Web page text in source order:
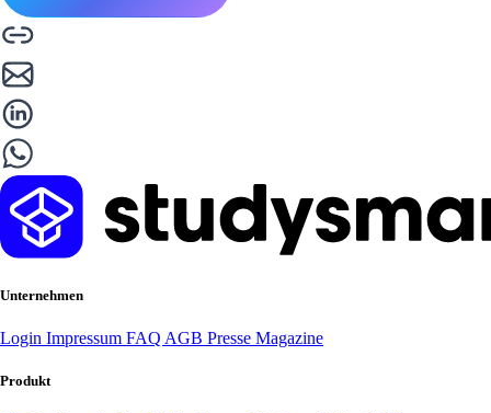
Unternehmen
Login Impressum FAQ AGB Presse Magazine
Produkt